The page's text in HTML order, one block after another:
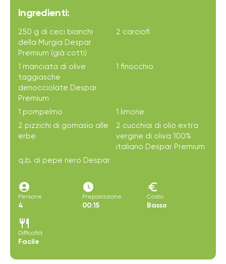
Ingredienti:
250 g di ceci bianchi
della Murgia Despar
Premium (già cotti)
2 carciofi
1 manciata di olive
taggiasche
denocciolate Despar
Premium
1 finocchio
1 pompelmo
1 limone
2 pizzichi di gomasio alle
erbe
2 cucchiai di olio extra
vergine di oliva 100%
italiano Despar Premium
q.b. di pepe nero Despar
account_circle
Persone
4
access_time_filled
Preparazione
00:15
euro
Costo
Basso
restaurant
Difficoltà
Facile